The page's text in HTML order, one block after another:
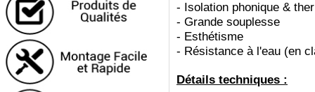
- Isolation phonique &
- Grande souplesse
- Esthétisme
- Résistance à l'eau (en
Détails techniques :